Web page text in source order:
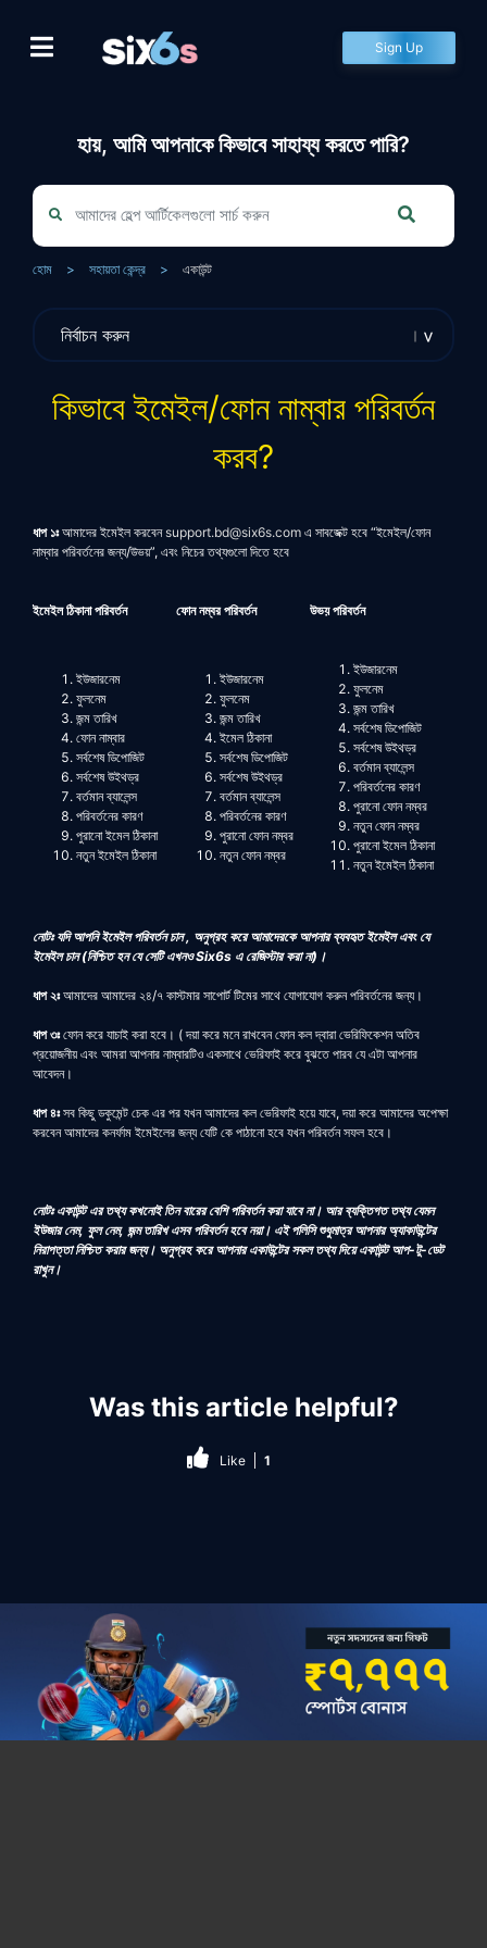
content
Sign Up
হায়, আমি আপনাকে কিভাবে সাহায্য করতে পারি?
হোম > সহায়তা কেন্দ্র > একাউন্ট
কিভাবে ইমেইল/ফোন নাম্বার পরিবর্তন
করব?
ধাপ ১ঃআমাদের ইমেইল করবেনsupport.bd@six6s.com এ সাবজেক্ট হবে “ইমেইল/ফোন
নাম্বার পরিবর্তনের জন্য/উভয়”, এবং নিচের তথ্যগুলো দিতে হবে
ইমেইল ঠিকানা পরিবর্তন ফোন নম্বর পরিবর্তন উভয় পরিবর্তন
ইউজারনেম
ফুলনেম
জন্ম তারিখ
ফোন নাম্বার
সর্বশেষ ডিপোজিট
সর্বশেষ উইথড্র
বর্তমান ব্যালেন্স
পরিবর্তনের কারণ
পুরানো ইমেল ঠিকানা
নতুন ইমেইল ঠিকানা
ইউজারনেম
ফুলনেম
জন্ম তারিখ
ইমেল ঠিকানা
সর্বশেষ ডিপোজিট
সর্বশেষ উইথড্র
বর্তমান ব্যালেন্স
পরিবর্তনের কারণ
পুরানো ফোন নম্বর
নতুন ফোন নম্বর
ইউজারনেম
ফুলনেম
জন্ম তারিখ
সর্বশেষ ডিপোজিট
সর্বশেষ উইথড্র
বর্তমান ব্যালেন্স
পরিবর্তনের কারণ
পুরানো ফোন নম্বর
নতুন ফোন নম্বর
পুরানো ইমেল ঠিকানা
নতুন ইমেইল ঠিকানা
নোটঃ যদি আপনি ইমেইল পরিবর্তন চান , অনুগ্রহ করে আমাদেরকে আপনার ব্যবহৃত ইমেইল এবং যে
ইমেইল চান (নিশ্চিত হন যে সেটি এখনওSix6s এ রেজিস্টার করা না)।
ধাপ ২ঃআমাদের আমাদের ২৪/৭ কাস্টমার সাপোর্ট টিমের সাথে যোগাযোগ করুন পরিবর্তনের জন্য।
ধাপ ৩ঃফোন করে যাচাই করা হবে। ( দয়া করে মনে রাখবেন ফোন কল দ্বারা ভেরিফিকেশন অতিব
প্রয়োজনীয় এবং আমরা আপনার নাম্বারটিও একসাথে ভেরিফাই করে বুঝতে পারব যে এটা আপনার
আবেদন।
ধাপ ৪ঃসব কিছু ডকুমেন্ট চেক এর পর যখন আমাদের কল ভেরিফাই হয়ে যাবে, দয়া করে আমাদের অপেক্ষা
করবেন আমাদের কনর্ফাম ইমেইলের জন্য যেটি কে পাঠানো হবে যখন পরিবর্তন সফল হবে।
নোটঃ একাউন্ট এর তথ্য কখনোই তিন বারের বেশি পরিবর্তন করা যাবে না। আর ব্যক্তিগত তথ্য যেমন
ইউজার নেম, ফুল নেম, জন্ম তারিখ এসব পরিবর্তন হবে নয়া। এই পলিসি শুধুমাত্র আপনার অ্যাকাউন্টের
নিরাপত্তা নিশ্চিত করার জন্য। অনুগ্রহ করে আপনার একাউন্টের সকল তথ্য দিয়ে একাউন্ট আপ-টু-ডেট
রাখুন।
Was this article helpful?
Like 1